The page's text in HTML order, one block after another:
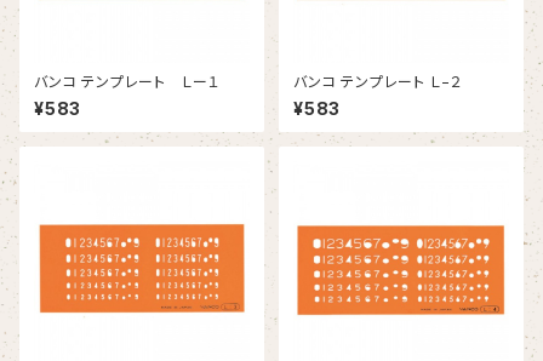
バンコ テンプレート Ｌー１
¥583
バンコ テンプレート Ｌ−２
¥583